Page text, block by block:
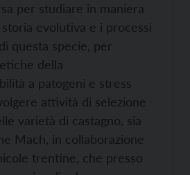
per studiare in maniera
evolutiva e i processi
questa specie, per
della
a patogeni e stress
attività di selezione
varietà di castagno, sia
Mach, in collaborazione
trentine, che presso